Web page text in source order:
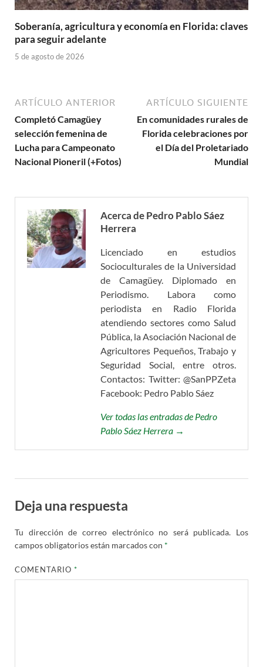
Soberanía, agricultura y economía en Florida: claves
para seguir adelante
5 de agosto de 2026
ARTÍCULO ANTERIOR
Completó Camagüey
selección femenina de
Lucha para Campeonato
Nacional Pioneril (+Fotos)
ARTÍCULO SIGUIENTE
En comunidades rurales de
Florida celebraciones por
el Día del Proletariado
Mundial
Acerca de Pedro Pablo Sáez
Herrera
Licenciado en estudios
Socioculturales de la Universidad
de Camagüey. Diplomado en
Periodismo. Labora como
periodista en Radio Florida
atendiendo sectores como Salud
Pública, la Asociación Nacional de
Agricultores Pequeños, Trabajo y
Seguridad Social, entre otros.
Contactos: Twitter: @SanPPZeta
Facebook: Pedro Pablo Sáez
Ver todas las entradas de Pedro
Pablo Sáez Herrera →
Deja una respuesta
Tu dirección de correo electrónico no será publicada. Los
campos obligatorios están marcados con *
COMENTARIO*